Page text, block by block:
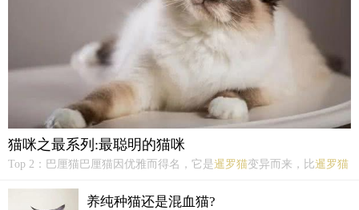
猫咪之最系列:最聪明的猫咪
Top 2：巴厘猫巴厘猫因优雅而得名，它是暹罗猫变异而来，比暹罗猫
好奇又贪玩，它是美丽与智慧的结合体。非常喜欢与人互动，需要更
养纯种猫还是混血猫?